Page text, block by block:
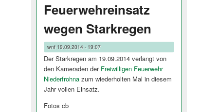
Feuerwehreinsatz
wegen Starkregen
wnf19.09.2014 - 19:07
Der Starkregen am 19.09.2014 verlangt von
den Kameraden der Freiwilligen Feuerwehr
Niederfrohnazum wiederholten Mal in diesem
Jahr vollen Einsatz.
Fotos cb